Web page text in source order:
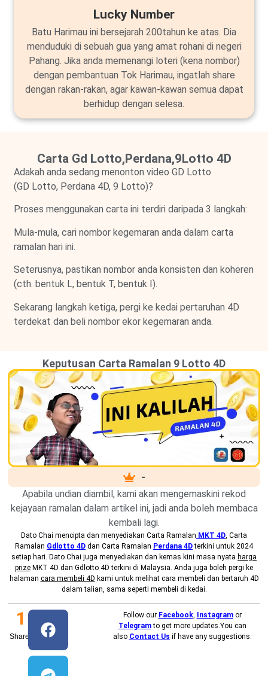
Lucky Number
Batu Harimau ini bersejarah 200tahun ke atas. Dia
menduduki di sebuah gua yang amat rohani di negeri
Pahang. Jika anda memenangi loteri (kena nombor)
dengan pembantuan Tok Harimau, ingatlah share
dengan rakan-rakan, agar kawan-kawan semua dapat
berhidup dengan selesa.
Carta Gd Lotto,Perdana,9Lotto 4D
Adakah anda sedang menonton video GD Lotto
(GD Lotto, Perdana 4D, 9 Lotto)?
Proses menggunakan carta ini terdiri daripada 3 langkah:
Mula-mula, cari nombor kegemaran anda dalam carta
ramalan hari ini.
Seterusnya, pastikan nombor anda konsisten dan koheren
(cth. bentuk L, bentuk T, bentuk I).
Sekarang langkah ketiga, pergi ke kedai pertaruhan 4D
terdekat dan beli nombor ekor kegemaran anda.
Keputusan Carta Ramalan 9 Lotto 4D
-
Apabila undian diambil, kami akan mengemaskini rekod
kejayaan ramalan dalam artikel ini, jadi anda boleh membaca
kembali lagi.
Dato Chai mencipta dan menyediakan Carta Ramalan MKT 4D, Carta
Ramalan Gdlotto 4D dan Carta Ramalan Perdana 4Dterkini untuk 2024
setiap hari. Dato Chai juga menyediakan dan kemas kini masa nyata harga
prize MKT 4D dan Gdlotto 4D terkini di Malaysia. Anda juga boleh pergi ke
halaman cara membeli 4D kami untuk melihat cara membeli dan bertaruh 4D
dalam talian, sama seperti membeli di kedai.
Shares
1 Follow our Facebook, Instagram or
Telegramto get more updates.You can
also Contact Us if have any suggestions.